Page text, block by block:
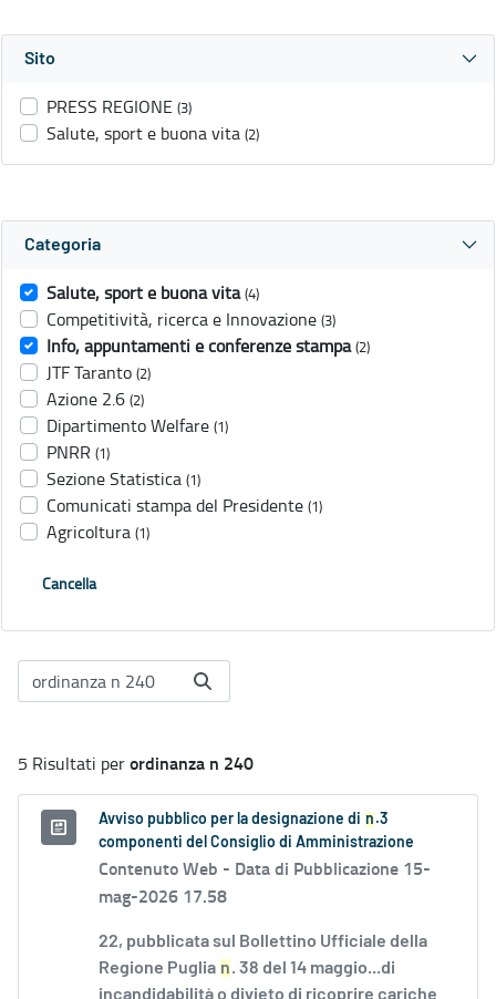
Sito
PRESS REGIONE (3)
Salute, sport e buona vita (2)
Categoria
Salute, sport e buona vita (4)
Competitività, ricerca e Innovazione (3)
Info, appuntamenti e conferenze stampa (2)
JTF Taranto (2)
Azione 2.6 (2)
Dipartimento Welfare (1)
PNRR (1)
Sezione Statistica (1)
Comunicati stampa del Presidente (1)
Agricoltura (1)
Cancella
5 Risultati perordinanza n 240
Avviso pubblico per la designazione di n .3
componenti del Consiglio di Amministrazione
Contenuto Web - Data di Pubblicazione 15-
mag-2026 17.58
22, pubblicata sul Bollettino Ufficiale della
Regione Puglia n. 38 del 14 maggio...di
incandidabilità o divieto di ricoprire cariche